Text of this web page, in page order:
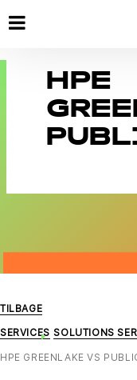
HPE
TILBAGE
SERVICES SOLUTIONS
HPE GREENLAKE VS